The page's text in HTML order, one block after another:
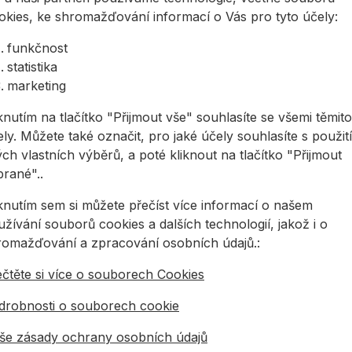
skladem Na skladě Není
T pro odvětrané fasády
T pro
fasády
nosný
odvětrané
profil umíme d ...
811,32 Kč
Konzola ALLFACE F5
stenová
Stabilná a všestranná
hliníka EN AW 6060 T66
84 mm ale ...
od93,22 Kč
stenová
konzola
ke shromažďování informací o Vás pro tyto účely:
funkčnost
statistika
marketing
na tlačítko "Přijmout vše" souhlasíte se všemi těmito
Můžete také označit, pro jaké účely souhlasíte s
vlastních výběrů, a poté kliknout na tlačítko "Přijmout
sem si můžete přečíst více informací o našem
souborů cookies a dalších technologií, jakož i o
a zpracování osobních údajů.:
si více o souborech Cookies
o souborech cookie
zásady ochrany osobních údajů